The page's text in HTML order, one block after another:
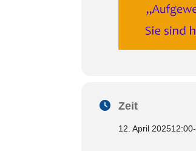
Zeit
12. April 202512:00-